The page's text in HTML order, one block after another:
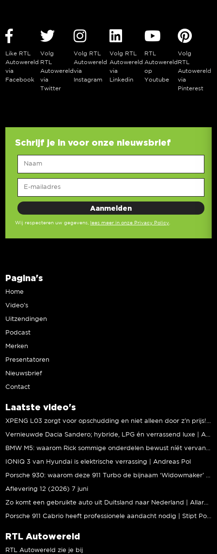
Like RTL
Autowereld
via
Facebook
Volg
RTL
Autowereld
via
Twitter
Volg RTL
Autowereld
via
Instagram
Volg RTL
Autowereld
via
Linkedin
RTL
Autowereld
op
Youtube
Volg
RTL
Autowereld
via
Pinterest
Schrijf je in voor onze nieuwsbrief
Wij respecteren uw gegevens, lees meer in onze Privacy Policy.
Pagina's
Home
Video’s
Uitzendingen
Podcast
Merken
Presentatoren
Nieuwsbrief
Contact
Laatste video's
XPENG L03 zorgt voor opschudding en niet alleen door z’n prijs! | Jeroen Mul
Vernieuwde Dacia Sandero; hybride, LPG én verrassend luxe | Andreas Pol
BMW M5: waarom Rick sommige onderdelen bewust níét vervangt | Stipt Polish Point
IONIQ 3 van Hyundai is elektrische verrassing | Andreas Pol
Porsche 930: waarom deze 911 Turbo de bijnaam ‘Widowmaker’ kreeg | Gallery Aaldering
Aflevering 12 (2026) 7 juni
Zo komt een gebruikte auto uit Duitsland naar Nederland | Allard Kalff
Porsche 911 Cabrio heeft professionele aandacht nodig | Stipt Polish Point
RTL Autowereld
RTL Autowereld zie je bij